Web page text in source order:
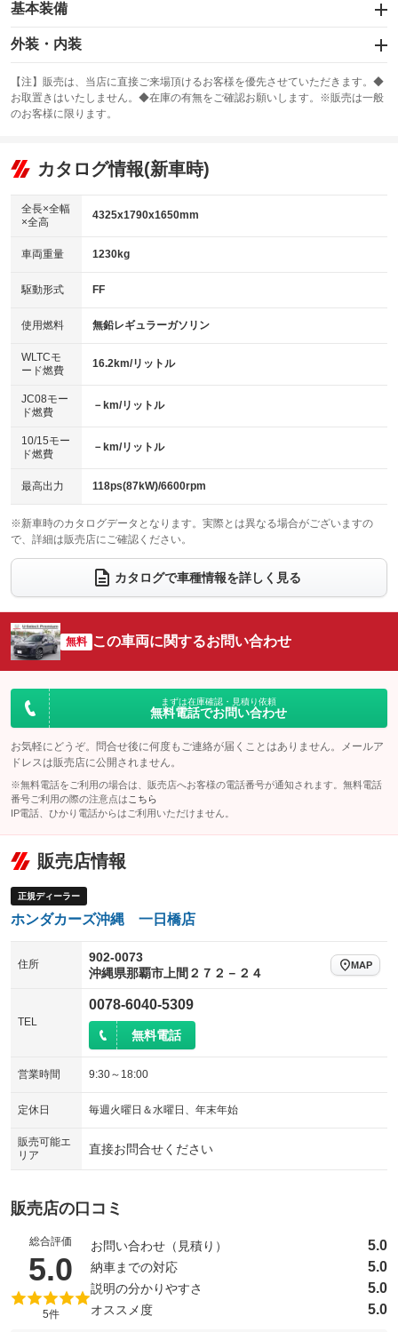
基本装備
エアバッグ：運転席/助手席/サイド
：装備あり
：装備なし
サンルーフ
：装備なし ABS
リフトアップ
：装備なし
：装備なし
パワーウィンドウ
アイドリングストップ
：装備あり
USB入力端子
：装備あり
100V電源
：装備なし
センターデフロック
：装備なし
電動格納ミラー
：装備なし
外装・内装
カーナビ：メモリーナビ他
：装備あり
TV：フルセグ
：装備あり
ビジュアル
：装備なし
：装備なし
革シート
キーレス
HID(キセノンライト)
：装備なし
バックカメラ
：装備あり
エアロ
：装備なし
：装備なし
パワーシート
ベンチシート
：装備なし
チップアップシート
：装備なし
：装備なし ：装備なし
ウォークスルー
：装備なし
電動リアゲート フロントカメラ
：装備なし
：装備なし ：装備なし
サイドカメラ
：装備なし ルーフレール
：装備なし
：装備なし
：装備なし
【注】販売は、当店に直接ご来場頂けるお客様を優先させていただきます。◆
お取置きはいたしません。◆在庫の有無をご確認お願いします。※販売は一般
のお客様に限ります。
カタログ情報(新車時)
全長×全幅
×全高
4325x1790x1650mm
車両重量 1230kg
駆動形式 FF
使用燃料 無鉛レギュラーガソリン
WLTCモ
ード燃費
16.2km/リットル
JC08モー
ド燃費
－km/リットル
10/15モー
ド燃費
－km/リットル
最高出力 118ps(87kW)/6600rpm
※新車時のカタログデータとなります。実際とは異なる場合がございますの
で、詳細は販売店にご確認ください。
カタログで車種情報を詳しく見る
無料 この車両に関するお問い合わせ
まずは在庫確認・見積り依頼
無料電話でお問い合わせ
お気軽にどうぞ。問合せ後に何度もご連絡が届くことはありません。メールア
ドレスは販売店に公開されません。
※無料電話をご利用の場合は、販売店へお客様の電話番号が通知されます。無料電話
番号ご利用の際の注意点は こちら
IP電話、ひかり電話からはご利用いただけません。
販売店情報
正規ディーラー
ホンダカーズ沖縄 一日橋店
住所
902-0073
沖縄県那覇市上間２７２－２４
MAP
TEL
0078-6040-5309
無料電話
営業時間 9:30～18:00
定休日 毎週火曜日＆水曜日、年末年始
販売可能エ
リア
直接お問合せください
販売店の口コミ
総合評価
5.0 （5点満点中）
5件
お問い合わせ（見積り） 5.0
納車までの対応 5.0
説明の分かりやすさ 5.0
オススメ度 5.0